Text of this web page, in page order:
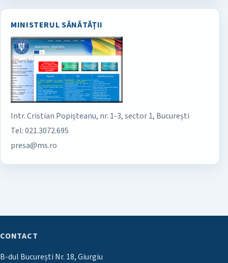
MINISTERUL SĂNĂTĂȚII
Intr. Cristian Popișteanu, nr. 1-3, sector 1, București
Tel: 021.3072.695
presa@ms.ro
CONTACT
B-dul București Nr. 18, Giurgiu